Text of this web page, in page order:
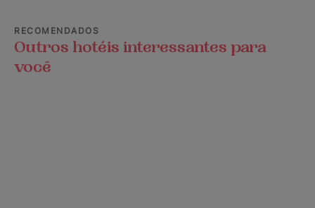
RECOMENDADOS
Outros hotéis interessantes para
você